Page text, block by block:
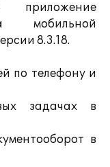
приложение
мобильной
8.3.18.
по телефону и
задачах в
в